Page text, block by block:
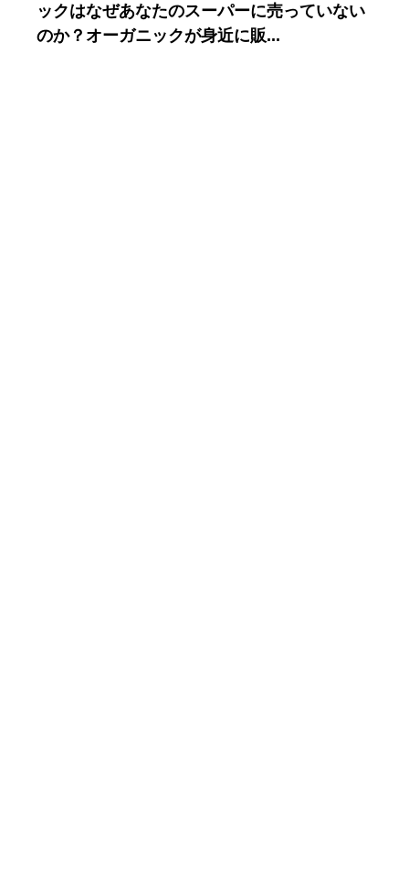
ックはなぜあなたのスーパーに売っていない
のか？オーガニックが身近に販...